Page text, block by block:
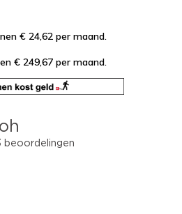
€ 24,62 per maand.
€ 249,67 per maand.